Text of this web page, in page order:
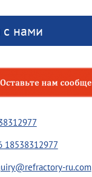
с нами
18538312977
ru.com